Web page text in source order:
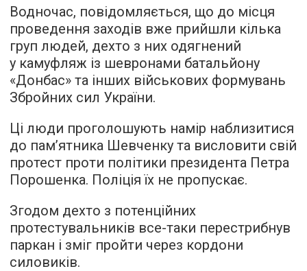
Водночас, повідомляється, що до місця
проведення заходів вже прийшли кілька
груп людей, дехто з них одягнений
у камуфляж із шевронами батальйону
«Донбас» та інших військових формувань
Збройних сил України.
Ці люди проголошують намір наблизитися
до пам’ятника Шевченку та висловити свій
протест проти політики президента Петра
Порошенка. Поліція їх не пропускає.
Згодом дехто з потенційних
протестувальників все-таки перестрибнув
паркан і зміг пройти через кордони
силовиків.